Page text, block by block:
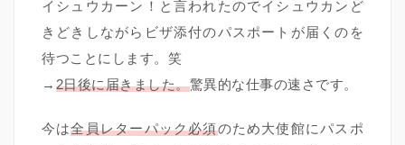
イシュウカーン！と言われたのでイシュウカンど
きどきしながらビザ添付のパスポートが届くのを
待つことにします。笑
→ 2日後に届きました。驚異的な仕事の速さです。
今は全員レターパック必須のため大使館にパスポ